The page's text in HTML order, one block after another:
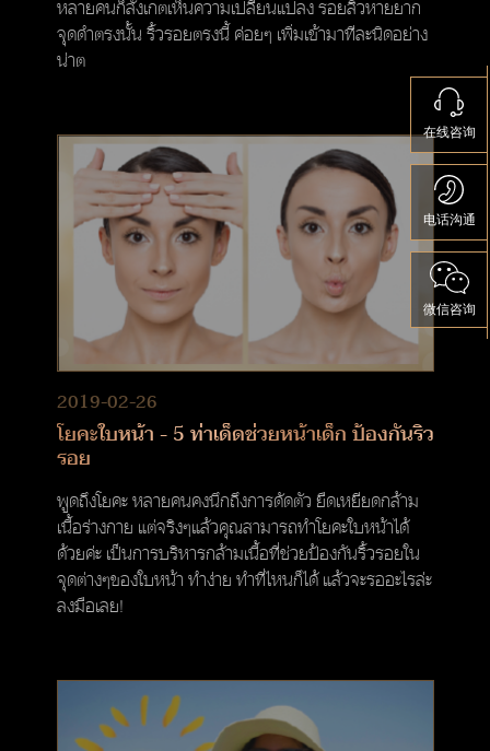
在线咨询
电话沟通
微信咨询
หลายคนก็สังเกตเห็นความเปลี่ยนแปลง รอยสิวหายยาก
จุดดำตรงนั้น ริ้วรอยตรงนี้ ค่อยๆ เพิ่มเข้ามาทีละนิดอย่าง
น่าต
2019-02-26
โยคะใบหน้า - 5 ท่าเด็ดช่วยหน้าเด็ก ป้องกันริ้ว
รอย
พูดถึงโยคะ หลายคนคงนึกถึงการดัดตัว ยืดเหยียดกล้าม
เนื้อร่างกาย แต่จริงๆแล้วคุณสามารถทำโยคะใบหน้าได้
ด้วยค่ะ เป็นการบริหารกล้ามเนื้อที่ช่วยป้องกันริ้วรอยใน
จุดต่างๆของใบหน้า ทำง่าย ทำที่ไหนก็ได้ แล้วจะรออะไรล่ะ
ลงมือเลย!